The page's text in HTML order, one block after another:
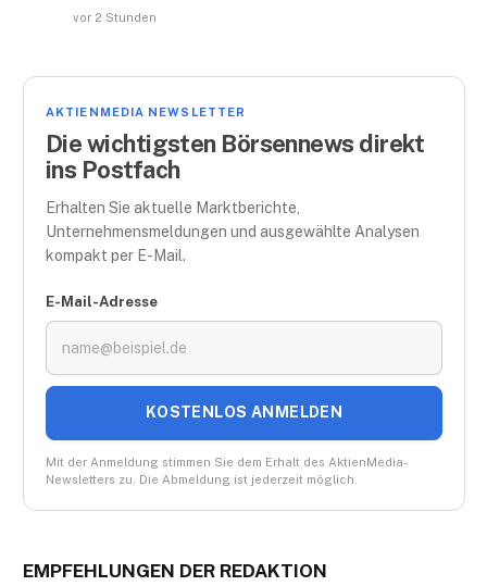
vor 2 Stunden
AKTIENMEDIA NEWSLETTER
Die wichtigsten Börsennews direkt
ins Postfach
Erhalten Sie aktuelle Marktberichte,
Unternehmensmeldungen und ausgewählte Analysen
kompakt per E-Mail.
E-Mail-Adresse
KOSTENLOS ANMELDEN
Mit der Anmeldung stimmen Sie dem Erhalt des AktienMedia-
Newsletters zu. Die Abmeldung ist jederzeit möglich.
EMPFEHLUNGEN DER REDAKTION